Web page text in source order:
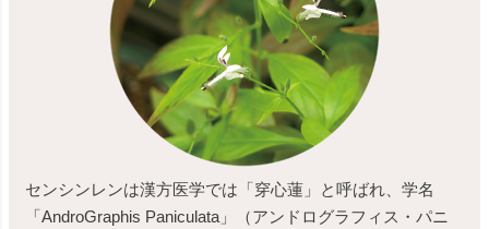
センシンレンは漢方医学では「穿心蓮」と呼ばれ、学名
「AndroGraphis Paniculata」（アンドログラフィス・パニ